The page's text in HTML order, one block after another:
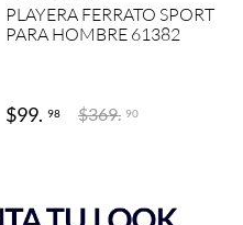
PLAYERA FERRATO SPORT
PARA HOMBRE 61382
$99. 98 $369. 90